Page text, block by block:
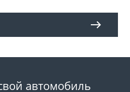
автомобиль